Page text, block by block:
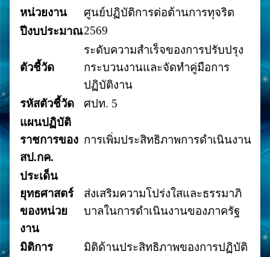
หน่วยงาน
ศูนย์ปฏิบัติการต่อต้านการทุจริต
ปีงบประมาณ2569
ตัวชี้วัด
ระดับความสำเร็จของการปรับปรุง
กระบวนงานและจัดทำคู่มือการ
ปฏิบัติงาน
รหัสตัวชี้วัด
ศปท. 5
แผนปฏิบัติ
ราชการของ
สป.กค.
การเพิ่มประสิทธิภาพการดำเนินงาน
ประเด็น
ยุทธศาสตร์
ของหน่วย
งาน
ส่งเสริมความโปร่งใสและธรรมาภิ
บาลในการดำเนินงานของภาครัฐ
มิติการ
มิติด้านประสิทธิภาพของการปฏิบัติ